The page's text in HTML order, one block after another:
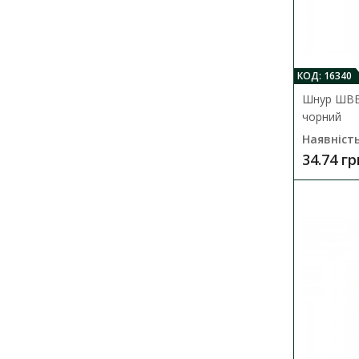
КОД: 16340
Шнур
чорний
34.74